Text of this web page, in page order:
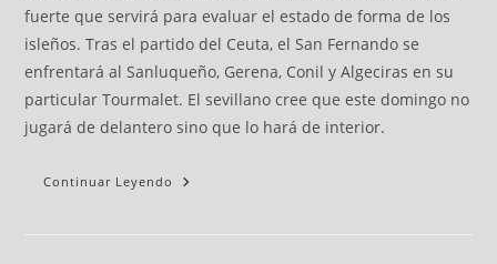
fuerte que servirá para evaluar el estado de forma de los
isleños. Tras el partido del Ceuta, el San Fernando se
enfrentará al Sanluqueño, Gerena, Conil y Algeciras en su
particular Tourmalet. El sevillano cree que este domingo no
jugará de delantero sino que lo hará de interior.
Continuar Leyendo